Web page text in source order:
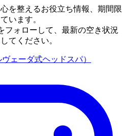
を整えるお役立ち情報、期間限
います。
フォローして、最新の空き状況
てください。